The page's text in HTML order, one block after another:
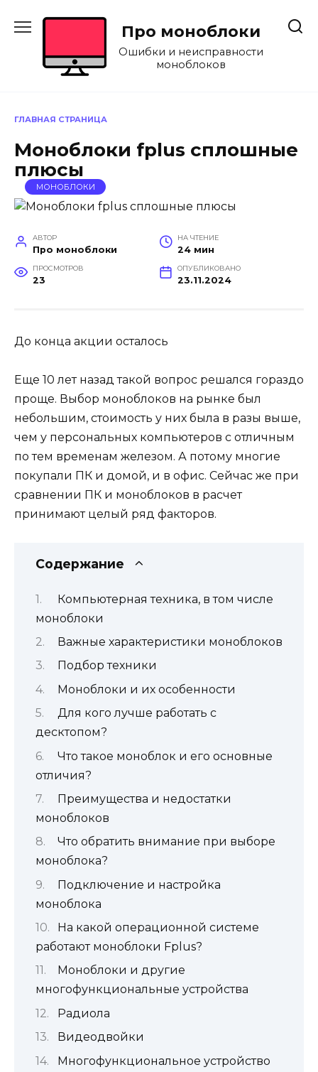
Про моноблоки
Ошибки и неисправности
моноблоков
ГЛАВНАЯ СТРАНИЦА
Моноблоки fplus сплошные
плюсы
МОНОБЛОКИ
АВТОР
Про моноблоки
НА ЧТЕНИЕ
24 мин
ПРОСМОТРОВ
23
ОПУБЛИКОВАНО
23.11.2024
До конца акции осталось
Еще 10 лет назад такой вопрос решался гораздо
проще. Выбор моноблоков на рынке был
небольшим, стоимость у них была в разы выше,
чем у персональных компьютеров с отличным
по тем временам железом. А потому многие
покупали ПК и домой, и в офис. Сейчас же при
сравнении ПК и моноблоков в расчет
принимают целый ряд факторов.
Содержание
Компьютерная техника, в том числе
моноблоки
Важные характеристики моноблоков
Подбор техники
Моноблоки и их особенности
Для кого лучше работать с
десктопом?
Что такое моноблок и его основные
отличия?
Преимущества и недостатки
моноблоков
Что обратить внимание при выборе
моноблока?
Подключение и настройка
моноблока
На какой операционной системе
работают моноблоки Fplus?
Моноблоки и другие
многофункциональные устройства
Радиола
Видеодвойки
Многофункциональное устройство